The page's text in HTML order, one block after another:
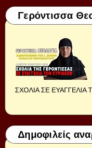
Γερόντισσα
ΣΧΟΛΙΑ ΣΕ ΕΥΑΓΓΕΛΙΑ
Δημοφιλείς